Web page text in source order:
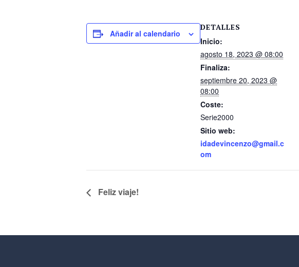
Añadir al calendario
DETALLES
Inicio:
agosto 18, 2023 @ 08:00
Finaliza:
septiembre 20, 2023 @
08:00
Coste:
Serie2000
Sitio web:
idadevincenzo@gmail.c
om
Feliz viaje!